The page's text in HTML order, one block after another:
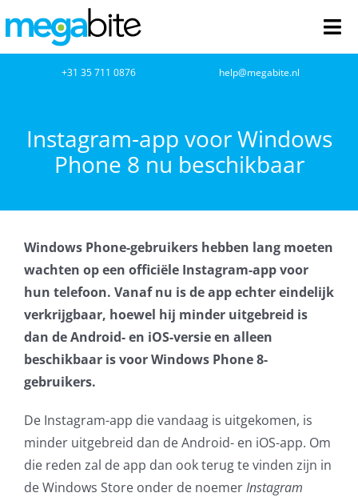
naar
inhoud
Netwerkbeheer
Cloud Computing
VOIP
Microsoft NCE
AVG
Office365
Glasvezelverbindingen
+31 35 711 0876 help@megabite.nl
Instagram-app voor Windows
Phone 8 nu beschikbaar
Windows Phone-gebruikers hebben lang moeten
wachten op een officiële Instagram-app voor
hun telefoon. Vanaf nu is de app echter eindelijk
verkrijgbaar, hoewel hij minder uitgebreid is
dan de Android- en iOS-versie en alleen
beschikbaar is voor Windows Phone 8-
gebruikers.
De Instagram-app die vandaag is uitgekomen, is
minder uitgebreid dan de Android- en iOS-app. Om
die reden zal de app dan ook terug te vinden zijn in
de Windows Store onder de noemerInstagram